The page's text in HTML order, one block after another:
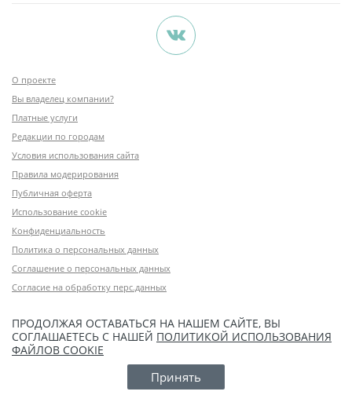
О проекте
Вы владелец компании?
Платные услуги
Редакции по городам
Условия использования сайта
Правила модерирования
Публичная оферта
Использование cookie
Конфиденциальность
Политика о персональных данных
Соглашение о персональных данных
Согласие на обработку перс.данных
ПРОДОЛЖАЯ ОСТАВАТЬСЯ НА НАШЕМ САЙТЕ, ВЫ
СОГЛАШАЕТЕСЬ С НАШЕЙ ПОЛИТИКОЙ ИСПОЛЬЗОВАНИЯ
ФАЙЛОВ COOKIE
Принять